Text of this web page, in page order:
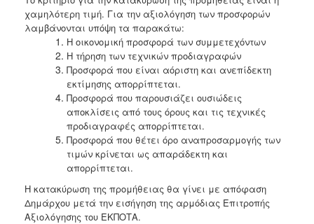
χαμηλότερη τιμή. Για την αξιολόγηση των προσφορών
λαμβάνονται υπόψη τα παρακάτω:
Η οικονομική προσφορά των συμμετεχόντων
Η τήρηση των τεχνικών προδιαγραφών
Προσφορά που είναι αόριστη και ανεπίδεκτη
εκτίμησης απορρίπτεται.
Προσφορά που παρουσιάζει ουσιώδεις
αποκλίσεις από τους όρους και τις τεχνικές
προδιαγραφές απορρίπτεται.
Προσφορά που θέτει όρο αναπροσαρμογής των
τιμών κρίνεται ως απαράδεκτη και
απορρίπτεται.
Η κατακύρωση της προμήθειας θα γίνει με απόφαση
Δημάρχου μετά την εισήγηση της αρμόδιας Επιτροπής
Αξιολόγησης του ΕΚΠΟΤΑ.